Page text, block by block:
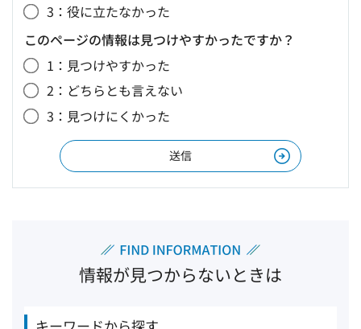
3：役に立たなかった
このページの情報は見つけやすかったですか？
1：見つけやすかった
2：どちらとも言えない
3：見つけにくかった
情報が見つからないときは